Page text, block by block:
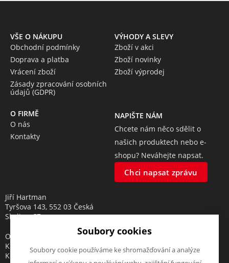
VŠE O NÁKUPU
Obchodní podmínky
Doprava a platba
Vrácení zboží
Zásady zpracování osobních
údajů (GDPR)
VÝHODY A SLEVY
Zboží v akci
Zboží novinky
Zboží výprodej
O FIRMĚ
O nás
Kontakty
NAPIŠTE NÁM
Chcete nám něco sdělit o
našich produktech nebo e-
shopu? Neváhejte napsat.
Chci napsat zprávu
Jiří Hartman
Tyršova 143, 552 03 Česká
Skalice, CZ
Obchodní rejstřík vedený u
Krajského soudu v Hradci
Králové, oddíl A, vložka 18553
Soubory cookies
Soubory cookie používáme ke shromažďování a analýze